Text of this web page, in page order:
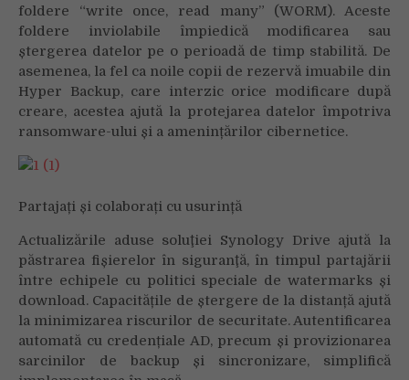
foldere “write once, read many” (WORM). Aceste
foldere inviolabile împiedică modificarea sau
ștergerea datelor pe o perioadă de timp stabilită. De
asemenea, la fel ca noile copii de rezervă imuabile din
Hyper Backup, care interzic orice modificare după
creare, acestea ajută la protejarea datelor împotriva
ransomware-ului și a amenințărilor cibernetice.
Partajați și colaborați cu usurință
Actualizările aduse soluţiei Synology Drive ajută la
păstrarea fișierelor în siguranţă, în timpul partajării
între echipele cu politici speciale de watermarks și
download. Capacitățile de ștergere de la distanță ajută
la minimizarea riscurilor de securitate. Autentificarea
automată cu credențiale AD, precum și provizionarea
sarcinilor de backup și sincronizare, simplifică